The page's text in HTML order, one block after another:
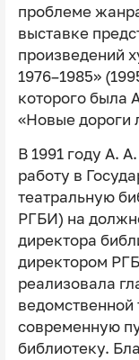
проблеме
выставке
произведений
1976–1985»
которого была
«Новые дороги
В 1991 году А.
работу в
театральную
РГБИ) на
директора
директором
реализовала
ведомственной
современную
библиотеку.